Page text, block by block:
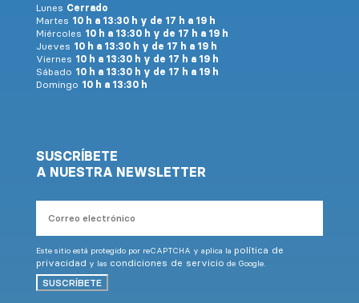
Lunes Cerrado
Martes 10 h a 13:30 h y de 17 h a 19 h
Miércoles 10 h a 13:30 h y de 17 h a 19 h
Jueves 10 h a 13:30 h y de 17 h a 19 h
Viernes 10 h a 13:30 h y de 17 h a 19 h
Sábado 10 h a 13:30 h y de 17 h a 19 h
Domingo 10 h a 13:30 h
SUSCRÍBETE
A NUESTRA NEWSLETTER
electrónico
Este sitio está protegido por reCAPTCHA y aplica la política de
privacidad y las condiciones de servicio de Google.
SUSCRÍBETE